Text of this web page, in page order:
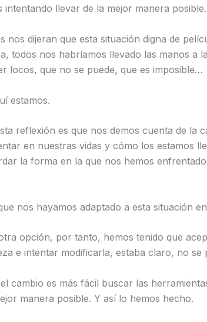
intentando llevar de la mejor manera posible.
nos dijeran que esta situación digna de
todos nos habríamos llevado las manos a
locos, que no se puede, que es imposible…
estamos.
reflexión es que nos demos cuenta de la
en nuestras vidas y cómo los estamos
la forma en la que nos hemos
nos hayamos adaptado a esta situación
opción, por tanto, hemos tenido que
e intentar modificarla, estaba claro, no se
cambio es más fácil buscar las
manera posible. Y así lo hemos hecho.